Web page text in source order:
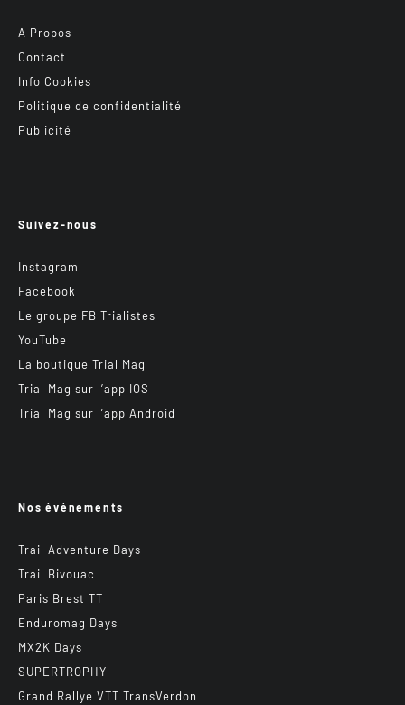
A Propos
Contact
Info Cookies
Politique de confidentialité
Publicité
Suivez-nous
Instagram
Facebook
Le groupe FB Trialistes
YouTube
La boutique Trial Mag
Trial Mag sur l’app IOS
Trial Mag sur l’app Android
Nos événements
Trail Adventure Days
Trail Bivouac
Paris Brest TT
Enduromag Days
MX2K Days
SUPERTROPHY
Grand Rallye VTT TransVerdon